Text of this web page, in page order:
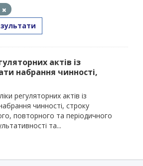
актів із
набрання чинності,
регуляторних актів із
чинності, строку
повторного та періодичного
та...